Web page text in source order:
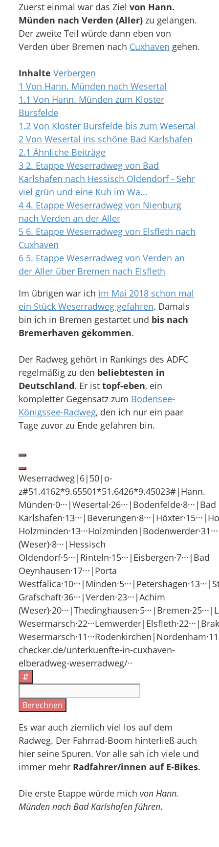
Zuerst einmal war das Ziel von Hann.
Münden nach Verden (Aller) zu gelangen.
Der zweite Teil würde dann eben von
Verden über Bremen nach Cuxhaven gehen.
Inhalte Verbergen
1 Von Hann. Münden nach Wesertal
1.1 Von Hann. Münden zum Kloster
Bursfelde
1.2 Von Kloster Bursfelde bis zum Wesertal
2 Von Wesertal ins schöne Bad Karlshafen
2.1 Ähnliche Beiträge
3 2. Etappe Weserradweg von Bad
Karlshafen nach Hessisch Oldendorf - Sehr
viel grün und eine Kuh im Wa...
4 4. Etappe Weserradweg von Nienburg
nach Verden an der Aller
5 6. Etappe Weserradweg von Elsfleth nach
Cuxhaven
6 5. Etappe Weserradweg von Verden an
der Aller über Bremen nach Elsfleth
Im übrigen war ich im Mai 2018 schon mal
ein Stück Weserradweg gefahren. Damals
bin ich in Bremen gestartet und bis nach
Bremerhaven gekommen.
Der Radweg gehört in Rankings des ADFC
regelmäßig zu den beliebtesten in
Deutschland. Er ist topf-eben, ein
kompletter Gegensatz zum Bodensee-
Königssee-Radweg, den ich nur ein paar
Tage zuvor zu Ende gefahren bin.
Weserradweg|6|50|o-
z#51.4162*9.65501*51.6426*9.45023#|Hann.
Münden·0···|Wesertal·26···|Bodenfelde·8···|Bad
(Weser)·8···|Hessisch
Oldendorf·5···|Rinteln·15···|Eisbergen·7···|Bad
Oeynhausen·17···|Porta
Grafschaft·36···|Verden·23···|Achim
checker.de/unterkuenfte-in-cuxhaven-
elberadweg-weserradweg/··
⇵
Berechnen
Es war auch ziemlich viel los auf dem
Radweg. Der Fahrrad-Boom hinterließ auch
hier seine Spuren. Vor alle sah ich viele und
immer mehr Radfahrer/innen auf E-Bikes.
Die erste Etappe würde mich von Hann.
Münden nach Bad Karlshafen führen.